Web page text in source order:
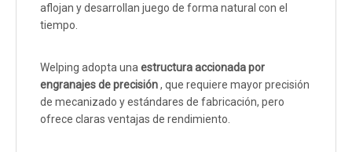
aflojan y desarrollan juego de forma natural con el
tiempo.
Welping adopta una estructura accionada por
engranajes de precisión, que requiere mayor precisión
de mecanizado y estándares de fabricación, pero
ofrece claras ventajas de rendimiento.